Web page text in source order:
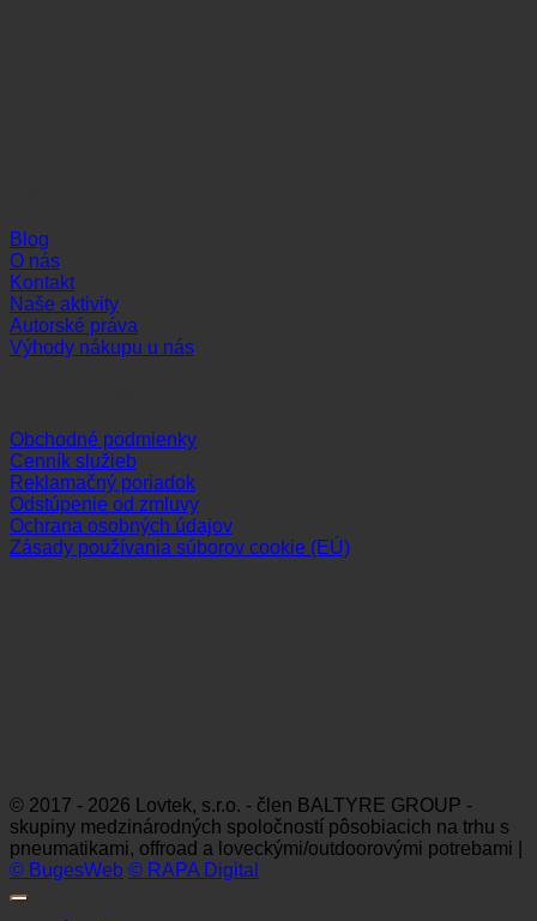
Blog
O nás
Kontakt
Naše aktivity
Autorské práva
Výhody nákupu u nás
Obchodné podmienky
Cenník služieb
Reklamačný poriadok
Odstúpenie od zmluvy
Ochrana osobných údajov
Zásady používania súborov cookie (EÚ)
© 2017 - 2026 Lovtek, s.r.o. - člen BALTYRE GROUP -
skupiny medzinárodných spoločností pôsobiacich na trhu s
pneumatikami, offroad a loveckými/outdoorovými potrebami |
© BugesWeb © RAPA Digital